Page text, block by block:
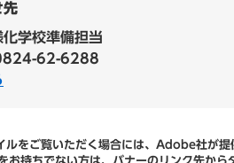
先
学校準備担当
62-6288
ルをご覧いただく場合には、Adobe社が